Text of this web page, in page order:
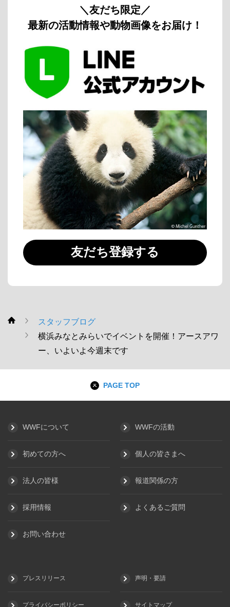
＼友だち限定／
最新の活動情報や動物画像をお届け！
友だち登録する
WWF
スタッフブログ
横浜みなとみらいでイベントを開催！アースアワ
ー、いよいよ今週末です
PAGE TOP
WWFについて WWFの活動
初めての方へ 個人の皆さまへ
法人の皆様 報道関係の方
採用情報 よくあるご質問
お問い合わせ
プレスリリース 声明・要請
プライバシーポリシー サイトマップ